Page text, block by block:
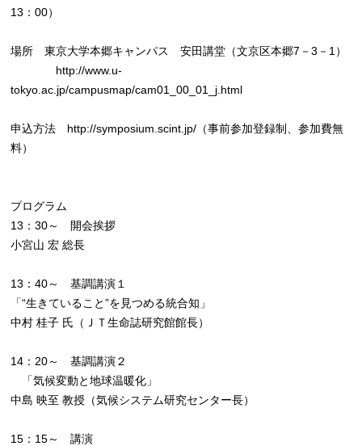
13：00）
場所 東京大学本郷キャンパス 安田講堂（文京区本郷7－3－1）
http://www.u-
tokyo.ac.jp/campusmap/cam01_00_01_j.html
申込方法 http://symposium.scint.jp/（事前参加登録制、参加費無
料）
プログラム
13：30～ 開会挨拶
小宮山 宏 総長
13：40～ 基調講演１
「“生きていること”を見つめる統合知」
中村 桂子 氏（ＪＴ生命誌研究館館長）
14：20～ 基調講演２
「気候変動と地球温暖化」
中島 映至 教授（気候システム研究センター長）
15：15～ 講演